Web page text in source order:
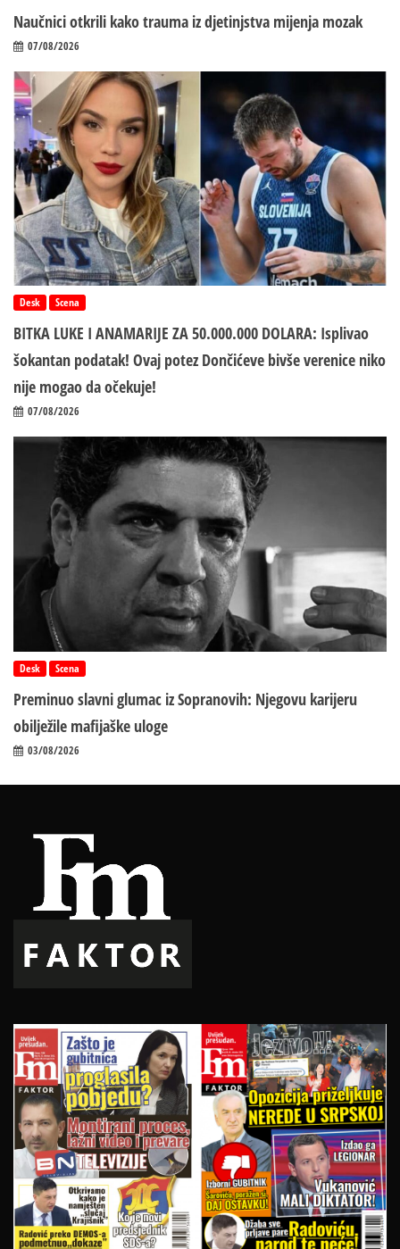
Naučnici otkrili kako trauma iz d‌jetinjstva mijenja mozak
07/08/2026
Desk Scena
BITKA LUKE I ANAMARIJE ZA 50.000.000 DOLARA: Isplivao
šokantan podatak! Ovaj potez Dončićeve bivše verenice niko
nije mogao da očekuje!
07/08/2026
Desk Scena
Preminuo slavni glumac iz Sopranovih: Njegovu karijeru
obilježile mafijaške uloge
03/08/2026